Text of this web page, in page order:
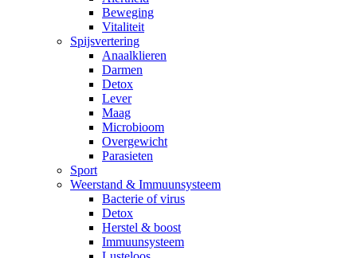
Beweging
Vitaliteit
Spijsvertering
Anaalklieren
Darmen
Detox
Lever
Maag
Microbioom
Overgewicht
Parasieten
Sport
Weerstand & Immuunsysteem
Bacterie of virus
Detox
Herstel & boost
Immuunsysteem